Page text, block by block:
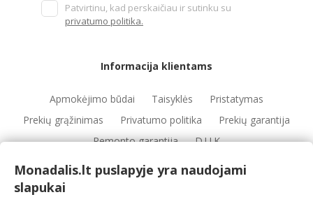
Patvirtinu, kad perskaičiau ir sutinku su
privatumo politika.
Informacija klientams
Apmokėjimo būdai Taisyklės
Pristatymas
Prekių grąžinimas
Privatumo politika
Prekių garantija
Remonto garantija
D.U.K
Monadalis.lt puslapyje yra naudojami
slapukai